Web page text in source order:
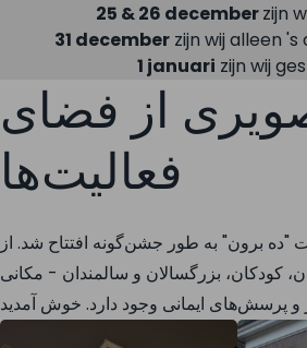
25 & 26 decemberzijn
31 december zijn wij alleen
1 januari zijn wij
از فضای
فعالیت‌ها
"ده برون" به طور جشن‌گونه افتتاح شد. از
کودکان، بزرگسالان و سالمندان - مکانی